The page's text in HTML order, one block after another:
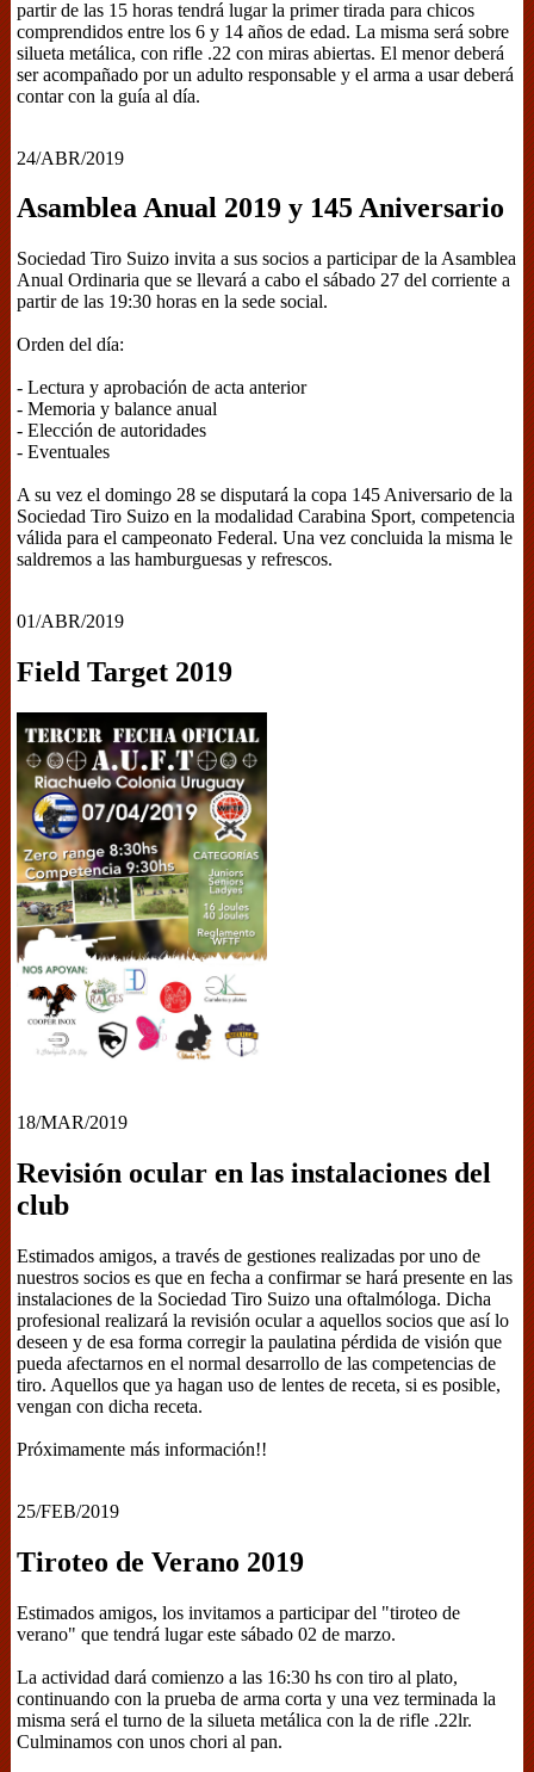
partir de las 15 horas tendrá lugar la primer tirada para chicos
comprendidos entre los 6 y 14 años de edad. La misma será sobre
silueta metálica, con rifle .22 con miras abiertas. El menor deberá
ser acompañado por un adulto responsable y el arma a usar deberá
contar con la guía al día.
24/ABR/2019
Asamblea Anual 2019 y 145 Aniversario
Sociedad Tiro Suizo invita a sus socios a participar de la Asamblea
Anual Ordinaria que se llevará a cabo el sábado 27 del corriente a
partir de las 19:30 horas en la sede social.
Orden del día:
- Lectura y aprobación de acta anterior
- Memoria y balance anual
- Elección de autoridades
- Eventuales
A su vez el domingo 28 se disputará la copa 145 Aniversario de la
Sociedad Tiro Suizo en la modalidad Carabina Sport, competencia
válida para el campeonato Federal. Una vez concluida la misma le
saldremos a las hamburguesas y refrescos.
01/ABR/2019
Field Target 2019
18/MAR/2019
Revisión ocular en las instalaciones del
club
Estimados amigos, a través de gestiones realizadas por uno de
nuestros socios es que en fecha a confirmar se hará presente en las
instalaciones de la Sociedad Tiro Suizo una oftalmóloga. Dicha
profesional realizará la revisión ocular a aquellos socios que así lo
deseen y de esa forma corregir la paulatina pérdida de visión que
pueda afectarnos en el normal desarrollo de las competencias de
tiro. Aquellos que ya hagan uso de lentes de receta, si es posible,
vengan con dicha receta.
Próximamente más información!!
25/FEB/2019
Tiroteo de Verano 2019
Estimados amigos, los invitamos a participar del "tiroteo de
verano" que tendrá lugar este sábado 02 de marzo.
La actividad dará comienzo a las 16:30 hs con tiro al plato,
continuando con la prueba de arma corta y una vez terminada la
misma será el turno de la silueta metálica con la de rifle .22lr.
Culminamos con unos chori al pan.